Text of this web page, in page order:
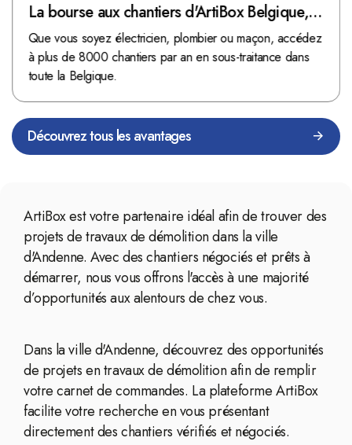
La bourse aux chantiers d'ArtiBox Belgique,
véritable mine d'or !
Que vous soyez électricien, plombier ou maçon, accédez
à plus de 8000 chantiers par an en sous-traitance dans
toute la Belgique.
Découvrez tous les avantages
ArtiBox est votre partenaire idéal afin de trouver des
projets de travaux de démolition dans la ville
d'Andenne. Avec des chantiers négociés et prêts à
démarrer, nous vous offrons l'accès à une majorité
d’opportunités aux alentours de chez vous.
Dans la ville d'Andenne, découvrez des opportunités
de projets en travaux de démolition afin de remplir
votre carnet de commandes. La plateforme ArtiBox
facilite votre recherche en vous présentant
directement des chantiers vérifiés et négociés.